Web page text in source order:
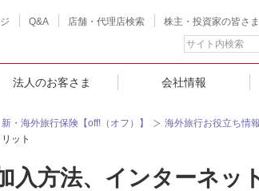
Q&A 店舗・代理店検索 株主・投資家の皆さま
法人のお客さま 会社情報
新・海外旅行保険【off!（オフ）】
海外旅行お役立ち情報
ット
入方法、インターネッ